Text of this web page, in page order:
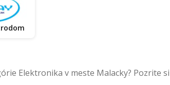
Elektronika v meste Malacky? Pozrite